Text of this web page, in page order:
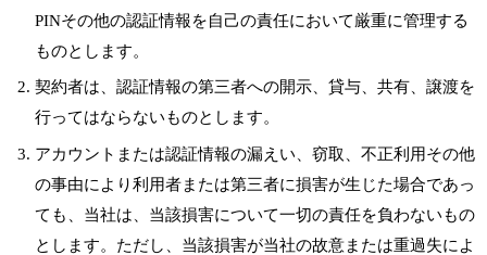
PINその他の認証情報を自己の責任において厳重に管理する
ものとします。
契約者は、認証情報の第三者への開示、貸与、共有、譲渡を
行ってはならないものとします。
アカウントまたは認証情報の漏えい、窃取、不正利用その他
の事由により利用者または第三者に損害が生じた場合であっ
ても、当社は、当該損害について一切の責任を負わないもの
とします。ただし、当該損害が当社の故意または重過失によ